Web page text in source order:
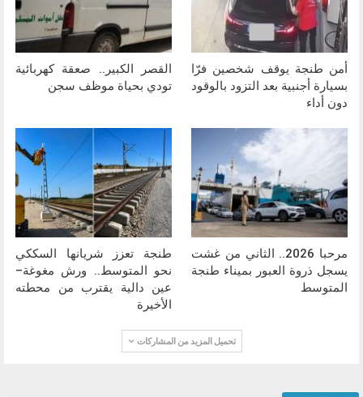
أمن طنجة يوقف شخصين فرّا
بسيارة أجنبية بعد التزود بالوقود
دون أداء
القصر الكبير.. صعقة كهربائية
تودي بحياة موظف سجن
مرحبا 2026.. الثاني من غشت
يسجل ذروة العبور بميناء طنجة
المتوسط
طنجة تعزز شريانها السككي
نحو المتوسط.. ورش مغوغة–
عين دالية يقترب من محطته
الأخيرة
تحميل المزيد من المشاركات